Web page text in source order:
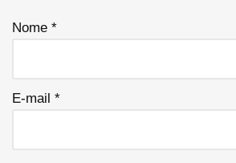
Nome *
E-mail *